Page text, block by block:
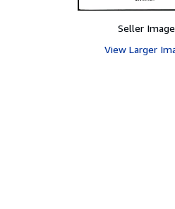
Seller Image
View Larger